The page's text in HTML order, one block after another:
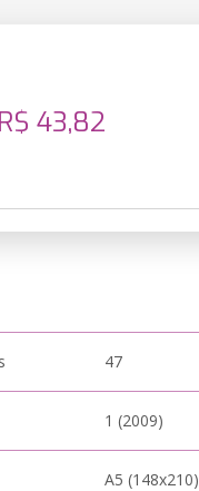
R$ 43,82
47
1 (2009)
A5 (148x210)